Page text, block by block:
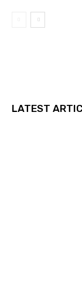
LATEST